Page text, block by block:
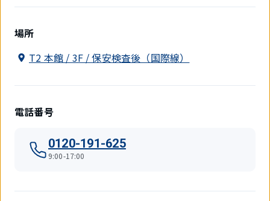
場所
T2 本館 / 3F / 保安検査後（国際線）
電話番号
0120-191-625
9:00-17:00